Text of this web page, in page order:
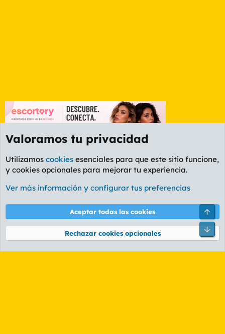
Etiquetas
Cookies
PL OLDSTYLE AMARILLO
Términos y reglas Política de privacidad Ayuda
Community platform by XenForo® © 2010-2026 XenForo Ltd.
Valoramos tu privacidad
Utilizamos cookies esenciales para que este sitio funcione,
y cookies opcionales para mejorar tu experiencia.
Ver más información y configurar tus preferencias
Aceptar todas las cookies
Rechazar cookies opcionales
Pie